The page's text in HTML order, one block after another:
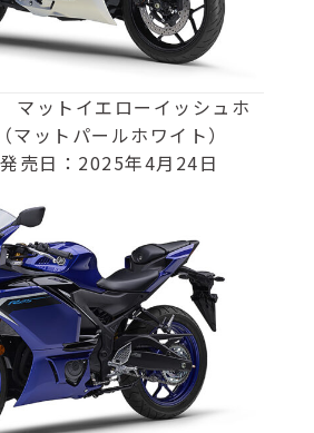
ットイエローイッシュホ
マットパールホワイト）
売日：2025年4月24日